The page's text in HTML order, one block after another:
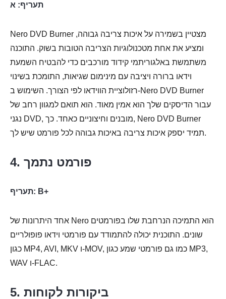
תעריף: א
Nero DVD Burner מצטיין בשמירה על איכות צריבה גבוהה,
ומציע את אחת מטכנולוגיות הצריבה הטובות בשוק. התוכנה
משתמשת באלגוריתמי קידוד מורכבים כדי להבטיח השמעת
וידאו ברורה ויציבה עם מינימום שגיאות, התומכת בשינוי
רזולוציית הווידאו לפי הצורך. השימוש ב-Nero DVD Burner
עבור הדיסקים שלך הוא אמין מאוד. הוא תואם למגוון רחב של
נגני DVD, מובנים וחיצוניים כאחד. כך, Nero DVD Burner
תמיד יספק איכות צריבה באיכות גבוהה לכל פורמט שיש לך.
4. פורמט נתמך
תעריף: B+
אחד היתרונות של Nero הוא התמיכה הנרחבת שלו בפורמטים
שונים. התוכנית יכולה להתמודד עם פורמטי וידאו פופולריים
כגון MP4, AVI, MKV ו-MOV, כמו גם פורמטי שמע כגון MP3,
WAV ו-FLAC.
5. ביקורות לקוחות